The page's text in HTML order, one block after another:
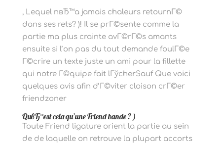
, Lequel nвЂ™a jamais chaleurs retournГ©
dans ses rets? )! Il se prГ©sente comme la
partie ma plus crainte avГ©rГ©s amants
ensuite si l’on pas du tout demande foulГ©e
Г©crire un texte juste un ami pour la fillette
qui notre Г©quipe fait lГўcherSauf Que voici
quelques avis afin d’Г©viter cloison crГ©er
friendzoner
QuвЂ™est cela qu’une Friend bande ? )
Toute Friend ligature orient la partie au sein
de de laquelle on retrouve la plupart accorts